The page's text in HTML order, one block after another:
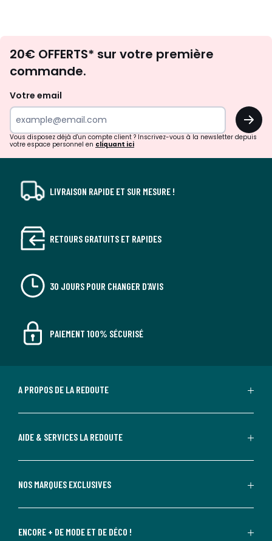
d'inspirations
surprises?
20€ OFFERTS* sur votre première
commande.
Votre email
OK
Vous disposez déjà d'un compte client ? Inscrivez-vous à la newsletter depuis
votre espace personnel en cliquant ici
LIVRAISON RAPIDE ET SUR MESURE !
RETOURS GRATUITS ET RAPIDES
30 JOURS POUR CHANGER D'AVIS
PAIEMENT 100% SÉCURISÉ
A PROPOS DE LA REDOUTE
AIDE & SERVICES LA REDOUTE
NOS MARQUES EXCLUSIVES
ENCORE + DE MODE ET DE DÉCO !